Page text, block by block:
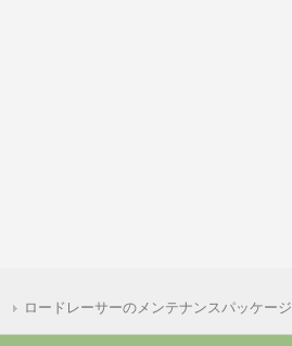
ロードレーサーのメンテナンスパッケージ